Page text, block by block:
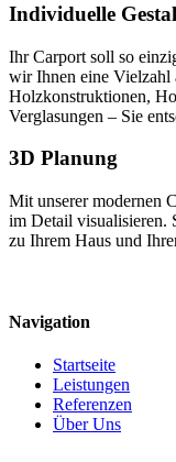
Individuelle
Ihr Carport soll so
wir Ihnen eine Vielzahl
Holzkonstruktionen,
Verglasungen – Sie
3D Planung
Mit unserer modernen
im Detail visualisieren.
zu Ihrem Haus und
Navigation
Startseite
Leistungen
Referenzen
Über Uns